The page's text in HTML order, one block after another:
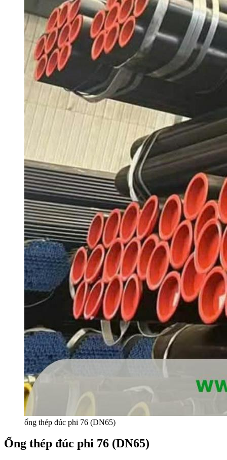
ống thép đúc phi 76 (DN65)
Ống thép đúc phi 76 (DN65)